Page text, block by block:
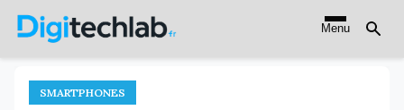
Aller
principal
Menu
SMARTPHONES